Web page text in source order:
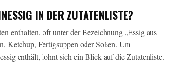
IN DER ZUTATENLISTE?
enthalten, oft unter der Bezeichnung „Essig aus
Ketchup, Fertigsuppen oder Soßen. Um
enthält, lohnt sich ein Blick auf die Zutatenliste.